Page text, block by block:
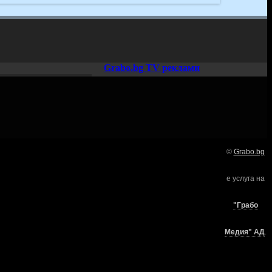
Grabo.bg TV реклами
© Grabo.bg
е услуга на
"Грабо
Медия" АД.